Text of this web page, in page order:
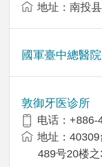
地址：南投
國軍臺中總醫
敦御牙医诊所
电话：+886-
地址：
489号20楼